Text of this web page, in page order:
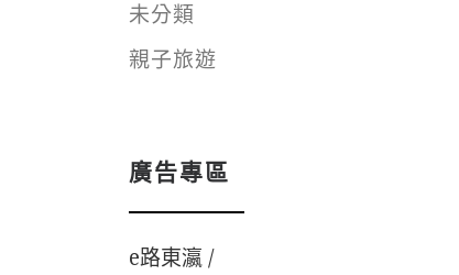
未分類
親子旅遊
廣告專區
e路東瀛 /